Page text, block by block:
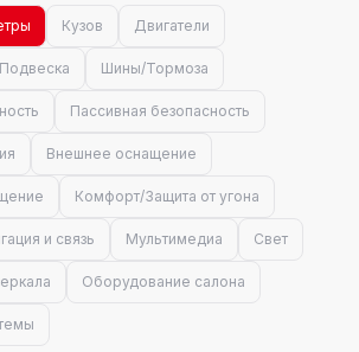
Кузов Двигатели
Подвеска Шины/Тормоза
Пассивная безопасность
Внешнее оснащение
Комфорт/Защита от угона
и связь Мультимедиа Свет
Оборудование салона